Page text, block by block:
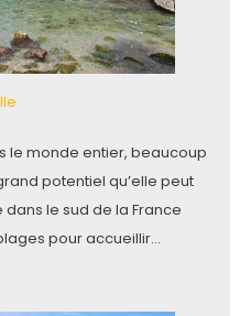
le monde entier, beaucoup
potentiel qu’elle peut
le sud de la France
pour accueillir…